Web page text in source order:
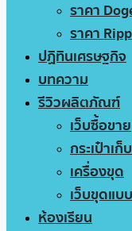
ราคา
ราคา
ปฏิทินเศรษฐกิจ
บทความ
รีวิวผลิตภัณฑ์
เว็บซื้อขาย
กระเป๋าเ
เครื่องขุด
เว็บขุดแบ
ห้องเรียน